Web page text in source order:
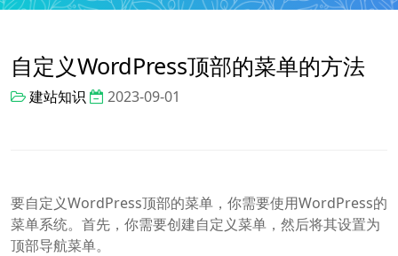
自定义WordPress顶部的菜单的方法
建站知识 2023-09-01
要自定义WordPress顶部的菜单，你需要使用WordPress的
菜单系统。首先，你需要创建自定义菜单，然后将其设置为
顶部导航菜单。